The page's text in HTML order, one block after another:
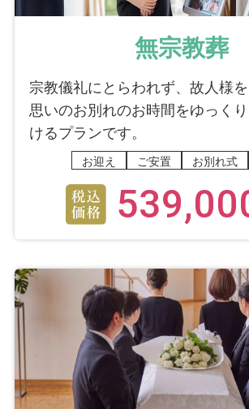
無宗教葬
宗教儀礼にとらわれず、故人様
思いのお別れのお時間をゆっく
けるプランです。
お迎え ご安置 お別れ式